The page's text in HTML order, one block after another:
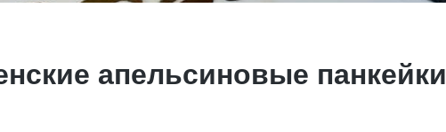
апельсиновые панкейки